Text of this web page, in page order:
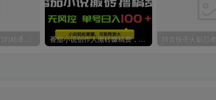
番茄小说创作人搬砖赚稿费，无风控单号日入100＋，小白轻松掌握，可矩…